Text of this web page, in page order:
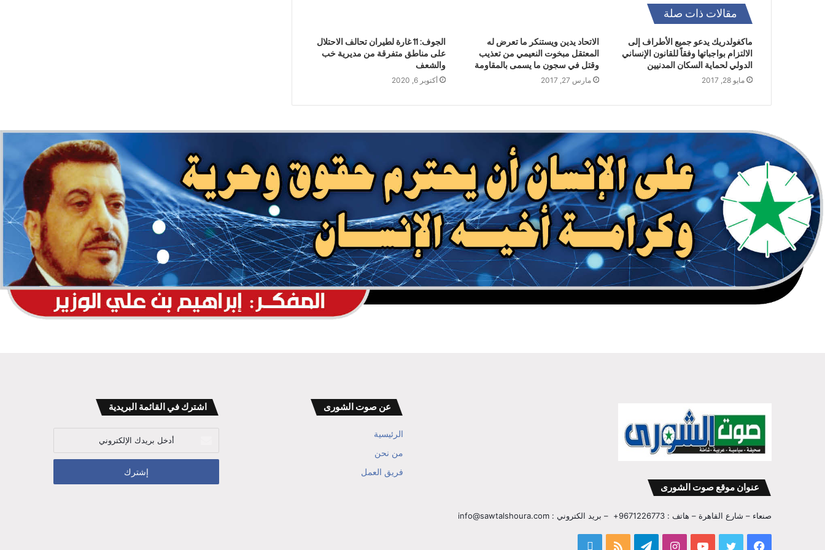
إيران وعُمان تتوصلا إلى تفاهم بشأن
الإحداثيات الجغرافية للمسار المقترح في
هرمز
وعددا من المحافظات المصرية
الدول الوسيطة للتحرك السريع لوقف
انتهاكات الاحتلال وإنجاح جهود الانتقال
للمرحلة التالية
مقاومة العراق: ردّنا على العدوان قادم
وسيطال أدوات العدو الأميركي في السعودية
اليمن تدين العدوان السعودي على العراق
مقالات ذات صلة
ماكغولدريك يدعو جميع الأطراف إلى
الالتزام بواجباتها وفقاً للقانون الإنساني
الدولي لحماية السكان المدنيين
مايو 28, 2017
الاتحاد يدين ويستنكر ما تعرض له
المعتقل مبخوت النعيمي من تعذيب
وقتل في سجون ما يسمى بالمقاومة
مارس 27, 2017
الجوف: 11 غارة لطيران تحالف الاحتلال
على مناطق متفرقة من مديرية خب
والشعف
أكتوبر 6, 2020
عنوان موقع صوت الشورى
صنعاء – شارع القاهرة – هاتف : 9671226773+ – بريد الكتروني : info@sawtalshoura.com
فيسبوك تويتر يوتيوب انستقرامتيلقرام ملخص
عن صوت الشورى
الرئيسية
من نحن
فريق العمل
اشترك في القائمة البريدية
الإلكتروني